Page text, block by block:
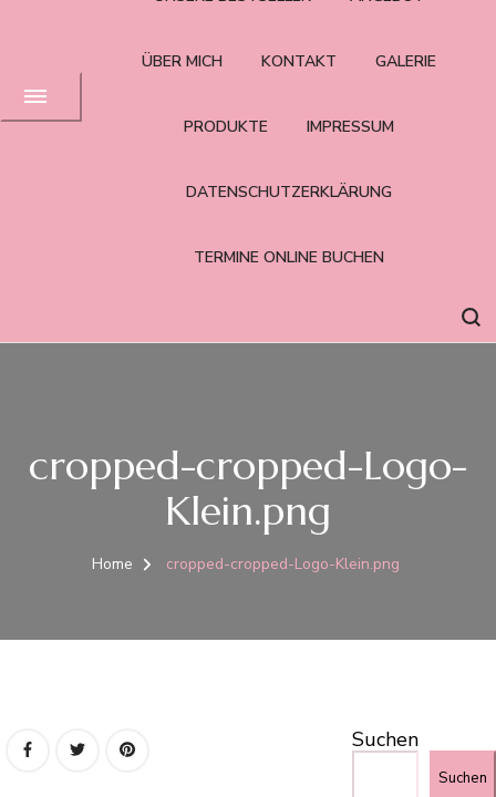
ÜBER MICH KONTAKT GALERIE
PRODUKTE IMPRESSUM
DATENSCHUTZERKLÄRUNG
TERMINE ONLINE BUCHEN
cropped-cropped-Logo-
Klein.png
Home cropped-cropped-Logo-Klein.png
Suchen
Suchen